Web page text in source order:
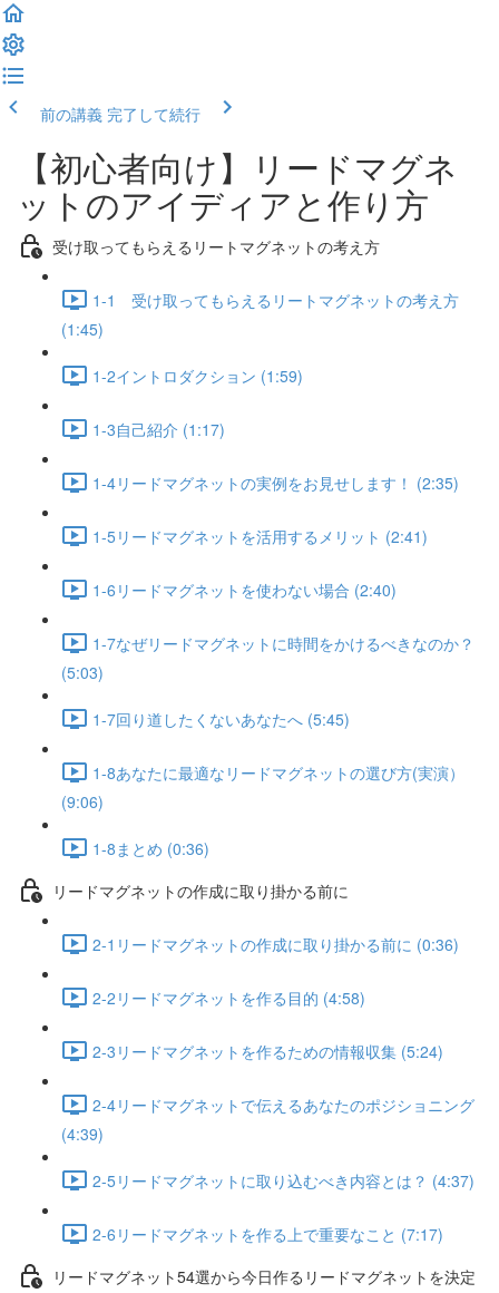
前の講義 完了して続行
【初心者向け】リードマグネ
ットのアイディアと作り方
受け取ってもらえるリートマグネットの考え方
1-1 受け取ってもらえるリートマグネットの考え方
(1:45)
1-2イントロダクション (1:59)
1-3自己紹介 (1:17)
1-4リードマグネットの実例をお見せします！ (2:35)
1-5リードマグネットを活用するメリット (2:41)
1-6リードマグネットを使わない場合 (2:40)
1-7なぜリードマグネットに時間をかけるべきなのか？
(5:03)
1-7回り道したくないあなたへ (5:45)
1-8あなたに最適なリードマグネットの選び方(実演）
(9:06)
1-8まとめ (0:36)
リードマグネットの作成に取り掛かる前に
2-1リードマグネットの作成に取り掛かる前に (0:36)
2-2リードマグネットを作る目的 (4:58)
2-3リードマグネットを作るための情報収集 (5:24)
2-4リードマグネットで伝えるあなたのポジショニング
(4:39)
2-5リードマグネットに取り込むべき内容とは？ (4:37)
2-6リードマグネットを作る上で重要なこと (7:17)
リードマグネット54選から今日作るリードマグネットを決定